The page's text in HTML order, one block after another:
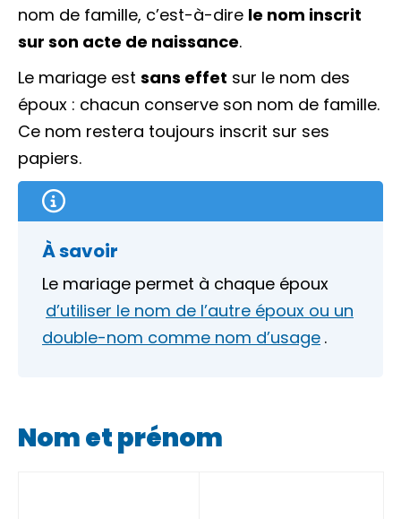
nom de famille, c’est-à-dire le nom inscrit
sur son acte de naissance.
Le mariage est sans effet sur le nom des
époux : chacun conserve son nom de famille.
Ce nom restera toujours inscrit sur ses
papiers.
À savoir
Le mariage permet à chaque époux
d’utiliser le nom de l’autre époux ou un
double-nom comme nom d’usage .
Nom et prénom